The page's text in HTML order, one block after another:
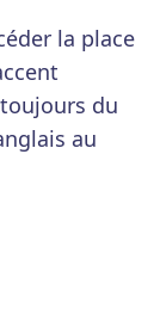
la place
du
au